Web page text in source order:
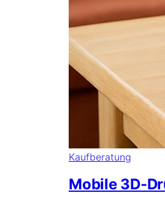
Kaufberatung
Mobile 3D-